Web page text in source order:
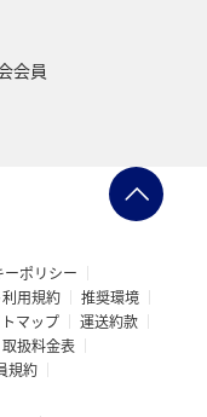
会員
ーポリシー
用規約
推奨環境
マップ
運送約款
扱料金表
規約